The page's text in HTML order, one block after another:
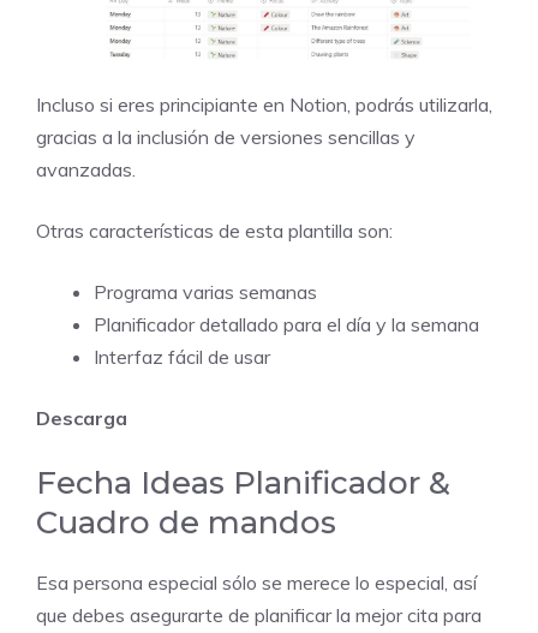
Incluso si eres principiante en Notion, podrás utilizarla,
gracias a la inclusión de versiones sencillas y
avanzadas.
Otras características de esta plantilla son:
Programa varias semanas
Planificador detallado para el día y la semana
Interfaz fácil de usar
Descarga
Fecha Ideas Planificador &
Cuadro de mandos
Esa persona especial sólo se merece lo especial, así
que debes asegurarte de planificar la mejor cita para